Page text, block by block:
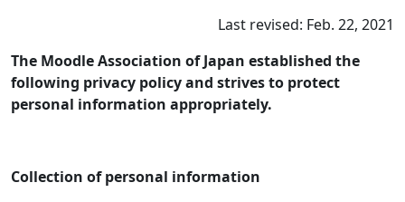
Last revised: Feb. 22, 2021
The Moodle Association of Japan established the
following privacy policy and strives to protect
personal information appropriately.
Collection of personal information